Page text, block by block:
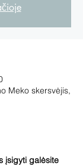
Meko skersvėjis,
įsigyti galėsite